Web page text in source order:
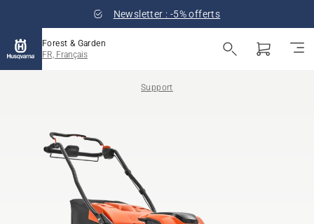
Newsletter : -5% offerts
Forest & Garden
FR, Français
Support